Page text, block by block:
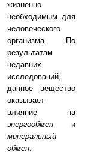
жизненно
необходимым для
человеческого
организма. По
результатам
недавних
исследований,
данное вещество
оказывает
влияние на
энергообмен и
минеральный
обмен.